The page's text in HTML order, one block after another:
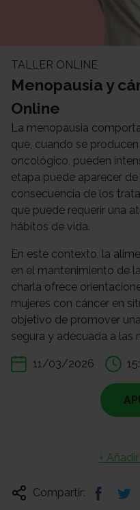
TALLER ONLINE
Menopausia y
Online
La menopausia
que, cuando se
oncológico, pueden
etapa puede aparecer
consecuencia de los
que puede requerir una
hábitos de vida.
En este contexto, la
en el mantenimiento de
charla ofrece
mujeres con cáncer en
objetivo de promover
segura y adecuada a las
11/03/2026
+
Compartir: